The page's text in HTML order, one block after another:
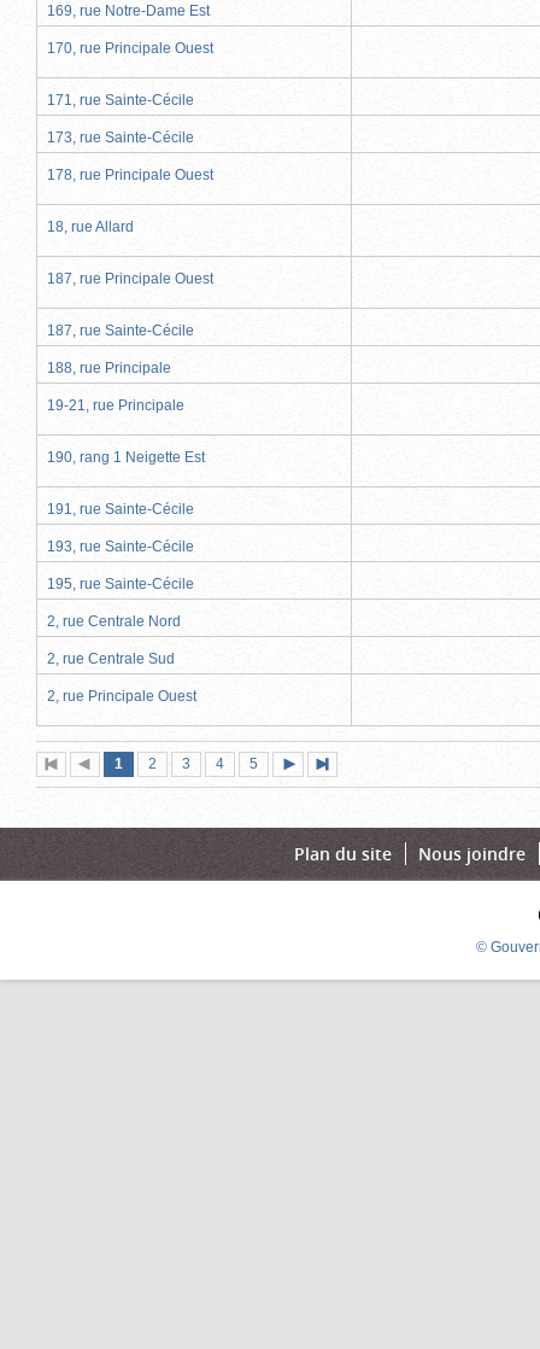
169, rue Notre-Dame Est
170, rue Principale Ouest
171, rue Sainte-Cécile
173, rue Sainte-Cécile
178, rue Principale Ouest
18, rue Allard
187, rue Principale Ouest
187, rue Sainte-Cécile
188, rue Principale
19-21, rue Principale
190, rang 1 Neigette Est
191, rue Sainte-Cécile
193, rue Sainte-Cécile
195, rue Sainte-Cécile
2, rue Centrale Nord
2, rue Centrale Sud
2, rue Principale Ouest
Première
page
Page
précédente
Page
1 (page
actuelle)
Page
2 Page
3 Page
4 Page
5
suivante
page
Plan du site Nous joindre
©